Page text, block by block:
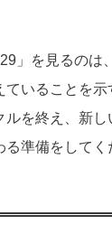
」を見るのは
ていることを
ルを終え、新
準備をしてく